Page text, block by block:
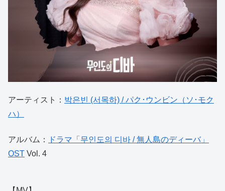
アーティスト： 박은빈 (서목하) / パク･ウンビン（ソ･モク
ハ）
アルバム：
ドラマ「무인도의 디바 / 無人島のディーバ」
OST Vol. 4